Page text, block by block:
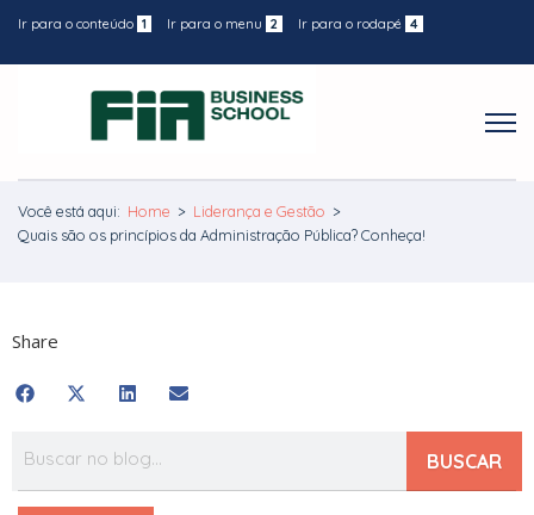
Ir para o conteúdo 1 Ir para o menu 2 Ir para o rodapé 4
Você está aqui: Home > Liderança e Gestão >
Quais são os princípios da Administração Pública? Conheça!
Share
BUSCAR